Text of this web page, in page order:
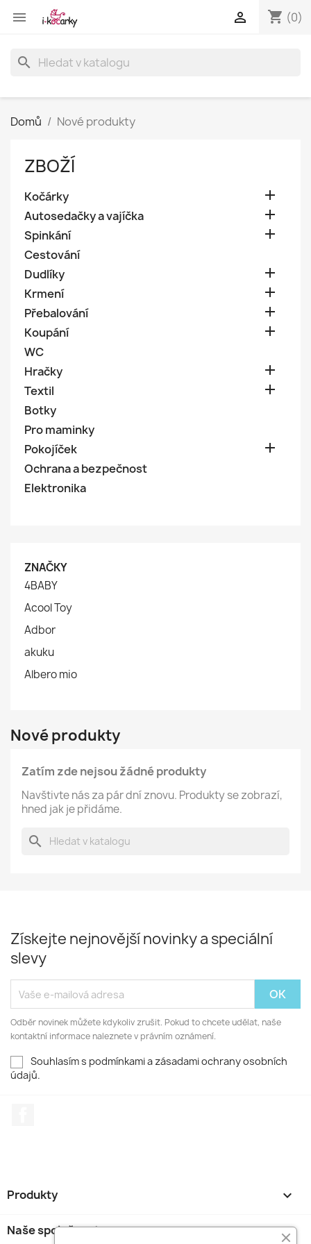
 shopping_cart (0)

search
Domů Nové produkty
ZBOŽÍ
Kočárky 
Autosedačky a vajíčka 
Spinkání 
Cestování
Dudlíky

Krmení 
Přebalování 
Koupání 
WC
Hračky

Textil 
Botky
Pro maminky
Pokojíček

Ochrana a bezpečnost
Elektronika
ZNAČKY
4BABY
Acool Toy
Adbor
akuku
Albero mio
Nové produkty
Zatím zde nejsou žádné produkty
Navštivte nás za pár dní znovu. Produkty se zobrazí,
hned jak je přidáme.
search
Získejte nejnovější novinky a speciální
slevy
Odběr novinek můžete kdykoliv zrušit. Pokud to chcete udělat, naše
kontaktní informace naleznete v právním oznámení.
Souhlasím s podmínkami a zásadami ochrany osobních
údajů.
Produkty 
Naše společnost 